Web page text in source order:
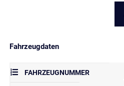
Fahrzeugdaten
FAHRZEUGNUMMER